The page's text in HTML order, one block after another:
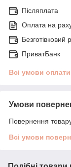
Післяплата
Оплата на
Безготівковий
ПриватБанк
Всі умови оплати
Умови
Повернення
Всі умови